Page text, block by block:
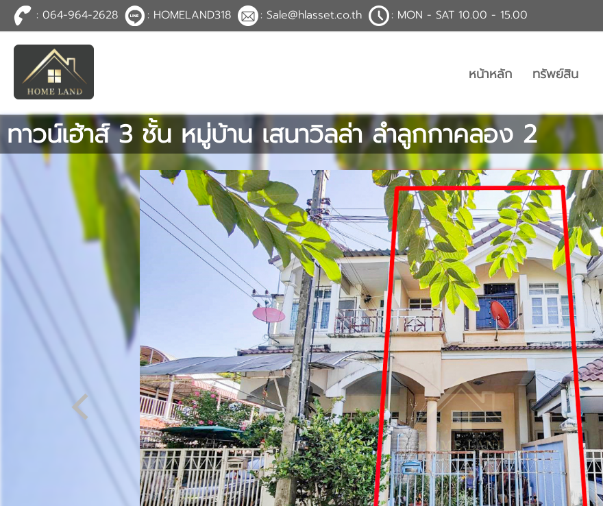
TH | EN
ระบบ
หรือ
สมัคร
สมาชิก
หน้าหลัก ทรัพย์สิน
บริการ
เพิ่มเติม
: 064-964-2628 : HOMELAND318 : Sale@hlasset.co.th : MON - SAT 10.00 - 15.00
หน้าหลัก ทรัพย์สิน
ทาวน์เฮ้าส์ 3 ชั้น หมู่บ้าน เสนาวิลล่า ลำลูกกาคลอง 2